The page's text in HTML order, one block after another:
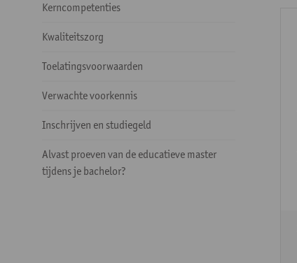
Kerncompetenties
Kwaliteitszorg
Toelatingsvoorwaarden
Verwachte voorkennis
Inschrijven en studiegeld
Alvast proeven van de educatieve master
tijdens je bachelor?